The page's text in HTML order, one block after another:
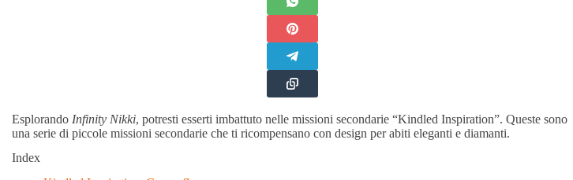
Esplorando Infinity Nikki, potresti esserti imbattuto nelle missioni secondarie “Kindled Inspiration”. Queste sono
una serie di piccole missioni secondarie che ti ricompensano con design per abiti eleganti e diamanti.
Index